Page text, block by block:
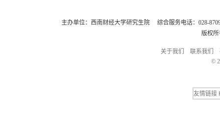
主办单位：西南财经大学研究生院 综合服务电话：028-
版权
关于我们 联系我们
©